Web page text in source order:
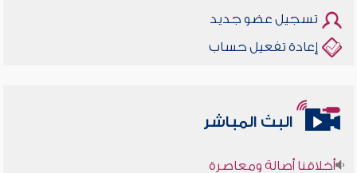
تسجيل عضو جديد
إعادة تفعيل حساب
البث المباشر